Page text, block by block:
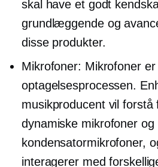
skal have et godt
grundlæggende og
disse produkter.
Mikrofoner: Mikrofoner
optagelsesprocessen.
musikproducent vil forstå
dynamiske mikrofoner og
kondensatormikrofoner,
interagerer med